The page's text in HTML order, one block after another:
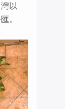
以
。